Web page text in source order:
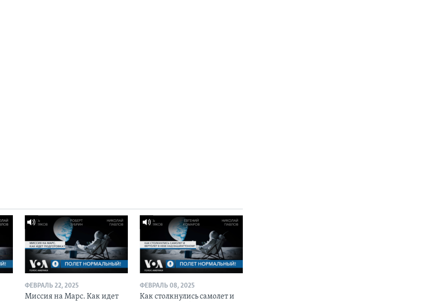
ФЕВРАЛЬ 22, 2025
Миссия на Марс. Как идет
ФЕВРАЛЬ 08, 2025
Как столкнулись самолет и